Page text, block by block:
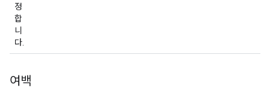
정
합
니
다.
여백